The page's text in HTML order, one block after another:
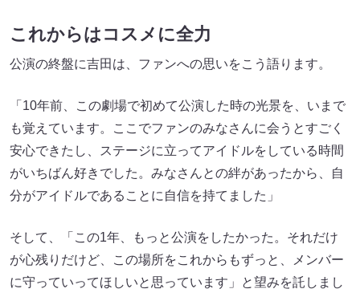
これからはコスメに全力
公演の終盤に吉田は、ファンへの思いをこう語ります。
「10年前、この劇場で初めて公演した時の光景を、いまで
も覚えています。ここでファンのみなさんに会うとすごく
安心できたし、ステージに立ってアイドルをしている時間
がいちばん好きでした。みなさんとの絆があったから、自
分がアイドルであることに自信を持てました」
そして、「この1年、もっと公演をしたかった。それだけ
が心残りだけど、この場所をこれからもずっと、メンバー
に守っていってほしいと思っています」と望みを託しまし